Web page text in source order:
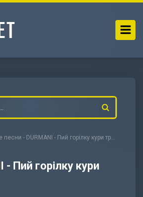
песни - DURMANI - Пий горілку кури траву
- Пий горілку кури